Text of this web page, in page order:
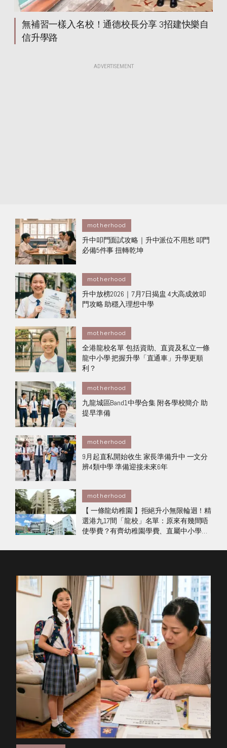
無補習一樣入名校！通德校長分享 3招建快樂自
信升學路
ADVERTISEMENT
motherhood
升中叩門面試攻略｜升中派位不用愁 叩門
必備5件事 扭轉乾坤
motherhood
升中放榜2026｜7月7日揭盅 4大高成效叩
門攻略 助穩入理想中學
motherhood
全港龍校名單 包括資助、直資及私立一條
龍中小學 把握升學「直通車」升學更順
利？
motherhood
九龍城區Band1中學合集 附各學校簡介 助
提早準備
motherhood
9月起直私開始收生 家長準備升中 一文分
辨4類中學 準備迎接未來6年
motherhood
【 一條龍幼稚園 】拒絕升小無限輪迴！精
選港九17間「龍校」名單：原來有幾間唔
使學費？有齊幼稚園學費、直屬中小學詳